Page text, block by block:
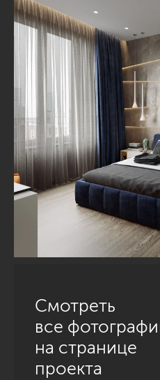
Смотреть
все
на странице
проекта